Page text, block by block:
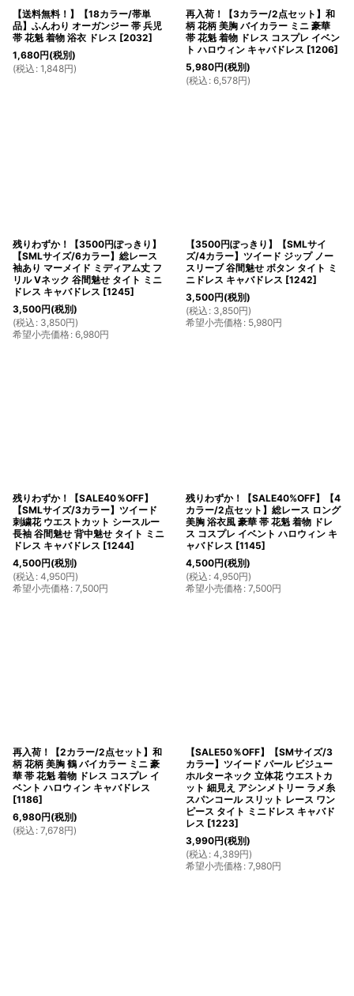
【送料無料！】【18カラー/帯単
品】ふんわり オーガンジー 帯 兵児
帯 花魁 着物 浴衣 ドレス [2032]
1,680円(税別)
(税込 : 1,848円)
再入荷！【3カラー/2点セット】和
柄 花柄 美胸 バイカラー ミニ 豪華
帯 花魁 着物 ドレス コスプレ イベン
ト ハロウィン キャバドレス [1206]
5,980円(税別)
(税込 : 6,578円)
残りわずか！【3500円ぽっきり】
【SMLサイズ/6カラー】総レース
袖あり マーメイド ミディアム丈 フ
リル Vネック 谷間魅せ タイト ミニ
ドレス キャバドレス [1245]
3,500円(税別)
(税込 : 3,850円)
希望小売価格: 6,980円
【3500円ぽっきり】【SMLサイ
ズ/4カラー】ツイード ジップ ノー
スリーブ 谷間魅せ ボタン タイト ミ
ニドレス キャバドレス [1242]
3,500円(税別)
(税込 : 3,850円)
希望小売価格: 5,980円
残りわずか！【SALE40％OFF】
【SMLサイズ/3カラー】ツイード
刺繍花 ウエストカット シースルー
長袖 谷間魅せ 背中魅せ タイト ミニ
ドレス キャバドレス [1244]
4,500円(税別)
(税込 : 4,950円)
希望小売価格: 7,500円
残りわずか！【SALE40%OFF】【4
カラー/2点セット】総レース ロング
美胸 浴衣風 豪華 帯 花魁 着物 ドレ
ス コスプレ イベント ハロウィン キ
ャバドレス [1145]
4,500円(税別)
(税込 : 4,950円)
希望小売価格: 7,500円
再入荷！【2カラー/2点セット】和
柄 花柄 美胸 鶴 バイカラー ミニ 豪
華 帯 花魁 着物 ドレス コスプレ イ
ベント ハロウィン キャバドレス
[1186]
6,980円(税別)
(税込 : 7,678円)
【SALE50％OFF】【SMサイズ/3
カラー】ツイード パール ビジュー
ホルターネック 立体花 ウエストカ
ット 細見え アシンメトリー ラメ糸
スパンコール スリット レース ワン
ピース タイト ミニドレス キャバド
レス [1223]
3,990円(税別)
(税込 : 4,389円)
希望小売価格: 7,980円